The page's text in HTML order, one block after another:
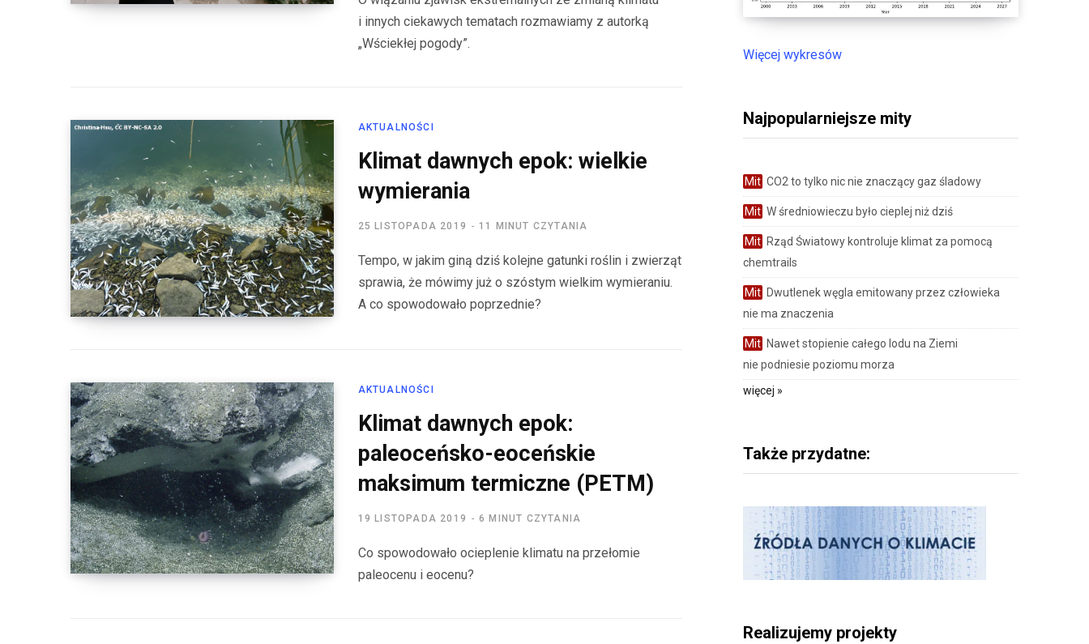
i innych ciekawych tematach rozmawiamy z autorką
„Wściekłej pogody”.
AKTUALNOŚCI
Klimat dawnych epok: wielkie
wymierania
25 LISTOPADA 2019 11 MINUT CZYTANIA
Tempo, w jakim giną dziś kolejne gatunki roślin i zwierząt
sprawia, że mówimy już o szóstym wielkim wymieraniu.
A co spowodowało poprzednie?
AKTUALNOŚCI
Klimat dawnych epok:
paleoceńsko-eoceńskie
maksimum termiczne (PETM)
19 LISTOPADA 2019 6 MINUT CZYTANIA
Co spowodowało ocieplenie klimatu na przełomie
paleocenu i eocenu?
Więcej wykresów
Najpopularniejsze mity
Mit CO2 to tylko nic nie znaczący gaz śladowy
Mit W średniowieczu było cieplej niż dziś
Mit Rząd Światowy kontroluje klimat za pomocą
chemtrails
Mit Dwutlenek węgla emitowany przez człowieka
nie ma znaczenia
Mit Nawet stopienie całego lodu na Ziemi
nie podniesie poziomu morza
więcej »
Także przydatne:
Realizujemy projekty